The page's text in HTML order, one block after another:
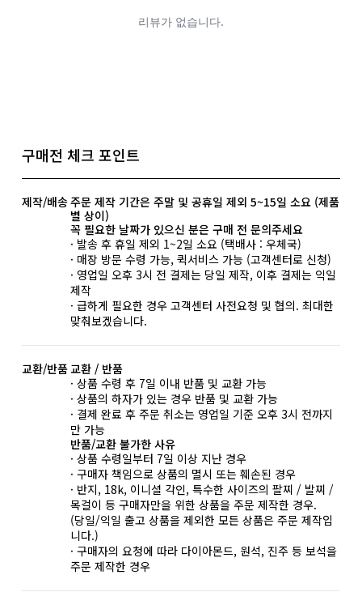
구매전 체크 포인트
제작/배송주문 제작 기간은 주말 및 공휴일 제외 5~15일 소요 (제품
별 상이)
꼭 필요한 날짜가 있으신 분은 구매 전 문의주세요
· 발송 후 휴일 제외 1~2일 소요 (택배사 : 우체국)
· 매장 방문 수령 가능, 퀵서비스 가능 (고객센터로 신청)
· 영업일 오후 3시 전 결제는 당일 제작, 이후 결제는 익일
제작
· 급하게 필요한 경우 고객센터 사전요청 및 협의. 최대한
맞춰보겠습니다.
교환/반품 교환 / 반품
· 상품 수령 후 7일 이내 반품 및 교환 가능
· 상품의 하자가 있는 경우 반품 및 교환 가능
· 결제 완료 후 주문 취소는 영업일 기준 오후 3시 전까지
만 가능
반품/교환 불가한 사유
· 상품 수령일부터 7일 이상 지난 경우
· 구매자 책임으로 상품의 멸시 또는 훼손된 경우
· 반지, 18k, 이니셜 각인, 특수한 사이즈의 팔찌 / 발찌 /
목걸이 등 구매자만을 위한 상품을 주문 제작한 경우.
(당일/익일 출고 상품을 제외한 모든 상품은 주문 제작입
니다.)
· 구매자의 요청에 따라 다이아몬드, 원석, 진주 등 보석을
주문 제작한 경우